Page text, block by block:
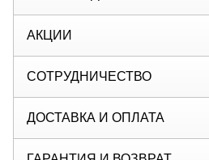
АКЦИИ
СОТРУДНИЧЕСТВО
ДОСТАВКА И ОПЛАТА